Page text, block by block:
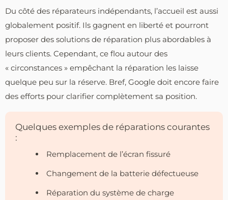
Du côté des réparateurs indépendants, l’accueil est aussi
globalement positif. Ils gagnent en liberté et pourront
proposer des solutions de réparation plus abordables à
leurs clients. Cependant, ce flou autour des
« circonstances » empêchant la réparation les laisse
quelque peu sur la réserve. Bref, Google doit encore faire
des efforts pour clarifier complètement sa position.
Quelques exemples de réparations courantes
:
Remplacement de l’écran fissuré
Changement de la batterie défectueuse
Réparation du système de charge